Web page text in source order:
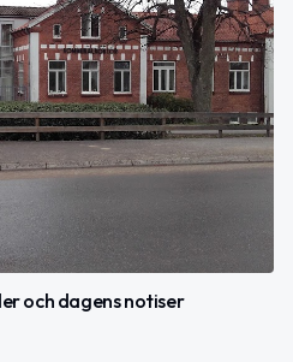
och dagens notiser